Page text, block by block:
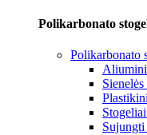
Polikarbonato
Polikarbonato
Sujungti